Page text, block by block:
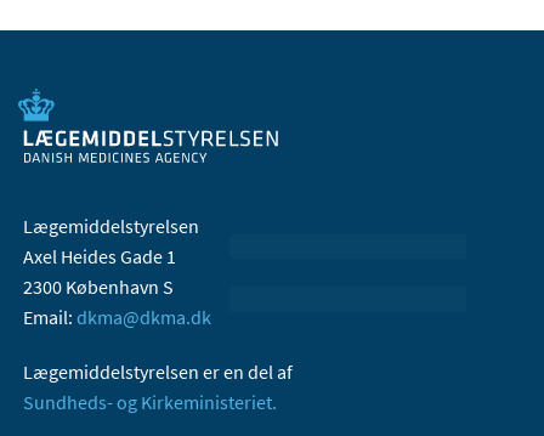
Lægemiddelstyrelsen
Axel Heides Gade 1
2300 København S
Email: dkma@dkma.dk
Lægemiddelstyrelsen er en del af
Sundheds- og Kirkeministeriet.